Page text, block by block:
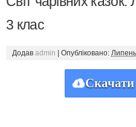
3 клас
Додав admin Опубліковано:
Скачати